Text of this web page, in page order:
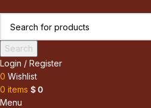
Search
Login / Register
0 Wishlist
0 items $0
Menu